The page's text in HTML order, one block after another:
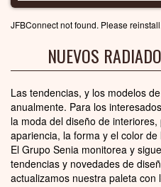
JFBConnect not found. Please
NUEVOS
Las tendencias, y los modelos
anualmente. Para los
la moda del diseño de
apariencia, la forma y el color
El Grupo Senia monitorea y
tendencias y novedades de
actualizamos nuestra paleta